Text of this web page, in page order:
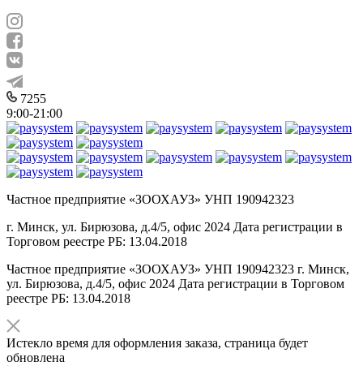
7255
9:00-21:00
Частное предприятие «ЗООХАУЗ» УНП 190942323
г. Минск, ул. Бирюзова, д.4/5, офис 2024 Дата регистрации в
Торговом реестре РБ: 13.04.2018
Частное предприятие «ЗООХАУЗ» УНП 190942323 г. Минск,
ул. Бирюзова, д.4/5, офис 2024 Дата регистрации в Торговом
реестре РБ: 13.04.2018
Истекло время для оформления заказа, страница будет
обновлена